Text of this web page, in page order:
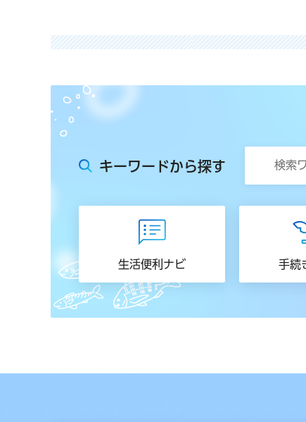
キーワードから探す
生活便利ナビ 手続